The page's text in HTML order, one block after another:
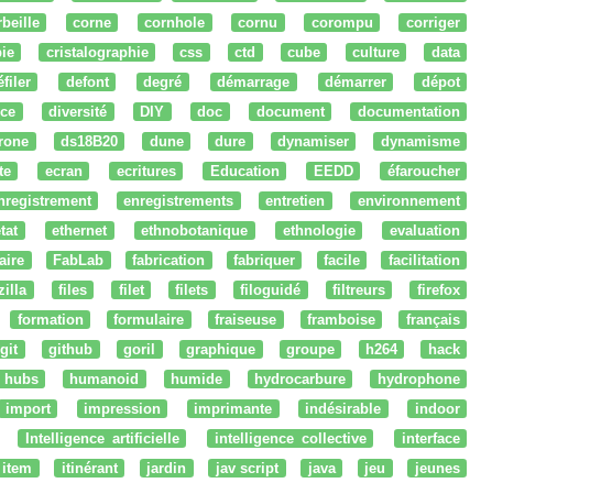
corne cornhole cornu corompu
corriger
cristalographie css ctd cube culture
data
defont degré démarrage démarrer
dépot
diversité DIY doc document
documentation
ds18B20 dune dure dynamiser
dynamisme
ecran ecritures Education EEDD
éfaroucher
enregistrements entretien
environnement
ethernet ethnobotanique ethnologie
evaluation
FabLab fabrication fabriquer facile
facilitation
files filet filets filoguidé filtreurs
firefox
formation formulaire fraiseuse framboise
français
git github goril graphique groupe h264
hack
hubs humanoid humide hydrocarbure
hydrophone
import impression imprimante indésirable
indoor
Intelligence artificielle intelligence collective
interface
item itinérant jardin jav script java jeu
jeunes